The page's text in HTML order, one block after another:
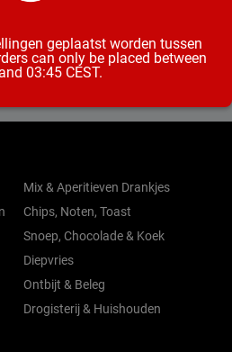
Mix & Aperitieven Drankjes
Chips, Noten, Toast
Snoep, Chocolade & Koek
Diepvries
Ontbijt & Beleg
Drogisterij & Huishouden
geplaatst worden tussen
can only be placed between
03:45 CEST.